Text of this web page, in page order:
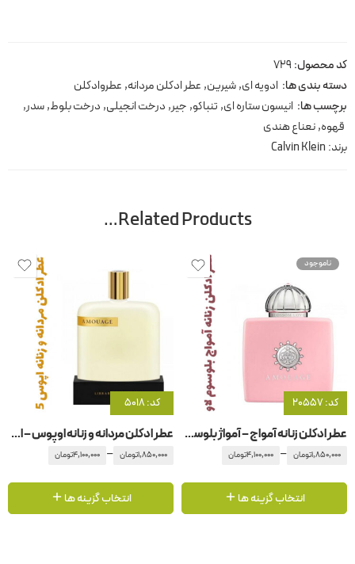
کد محصول:729
دسته بندی ها: ادویه ای,شیرین, عطر ادکلن مردانه, عطروادکلن
برچسب ها: انیسون ستاره ای, تنباکو, جیر, درخت انجیلی, درخت بلوط,سدر,
قهوه,نعناع هندی
برند: Calvin Klein
Related Products…
ناموجود
کد: 20557
عطر ادکلن زنانه آمواج – آمواژ بلوسوم لاو
1,850,000تومان –
4,100,000تومان
انتخاب گزینه ها
کد: 5018
عطر ادکلن مردانه و زنانه اوپوس – اپوس 5 آمواج – آمواژ
1,850,000تومان –
4,100,000تومان
انتخاب گزینه ها